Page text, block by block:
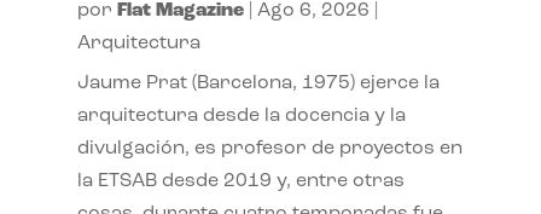
por Flat Magazine| Ago 6, 2026
Arquitectura
Jaume Prat (Barcelona, 1975) ejerce la
arquitectura desde la docencia y la
divulgación, es profesor de proyectos en
la ETSAB desde 2019 y, entre otras